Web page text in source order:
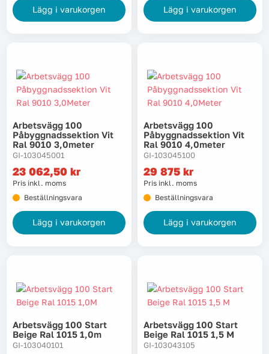
Lägg i varukorgen Lägg i varukorgen
Arbetsvägg 100
Påbyggnadssektion Vit
Ral 9010 3,0meter
GI-103045001
23 062,50 kr
Pris inkl. moms
Beställningsvara
Lägg i varukorgen
Arbetsvägg 100
Påbyggnadssektion Vit
Ral 9010 4,0meter
GI-103045100
29 875 kr
Pris inkl. moms
Beställningsvara
Lägg i varukorgen
Arbetsvägg 100 Start
Beige Ral 1015 1,0m
GI-103040101
Arbetsvägg 100 Start
Beige Ral 1015 1,5 M
GI-103043105